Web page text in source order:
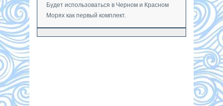
Будет использоваться в Черном и Красном
Морях как первый комплект.